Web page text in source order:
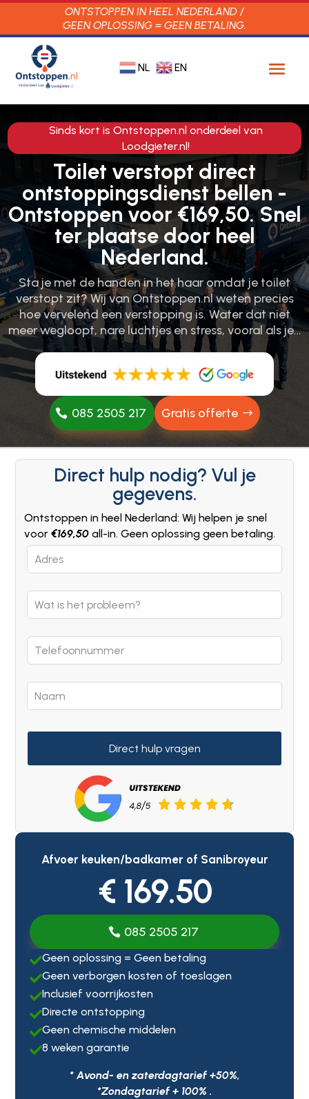
ONTSTOPPEN IN HEEL NEDERLAND /
GEEN OPLOSSING = GEEN BETALING.
NL EN
Sinds kort is Ontstoppen.nl onderdeel van
Loodgieter.nl!
Toilet verstopt direct
ontstoppingsdienst bellen -
Ontstoppen voor €169,50. Snel
ter plaatse door heel
Nederland.
Sta je met de handen in het haar omdat je toilet
verstopt zit? Wij van Ontstoppen.​nl weten precies
hoe vervelend een verstopping is.​ Water dat niet
meer wegloopt, nare luchtjes en stress, vooral als je…
085 2505 217 Gratis offerte
Direct hulp nodig? Vul je
gegevens.
Ontstoppen in heel Nederland: Wij helpen je snel
voor€169,50 all-in. Geen oplossing geen betaling.
Leave
this
blank
Direct hulp vragen
Afvoer keuken/badkamer of Sanibroyeur
€ 169.50
085 2505 217
Geen oplossing = Geen betaling
Geen verborgen kosten of toeslagen
Inclusief voorrijkosten
Directe ontstopping
Geen chemische middelen
8 weken garantie
* Avond- en zaterdagtarief +50%,
*Zondagtarief + 100% .